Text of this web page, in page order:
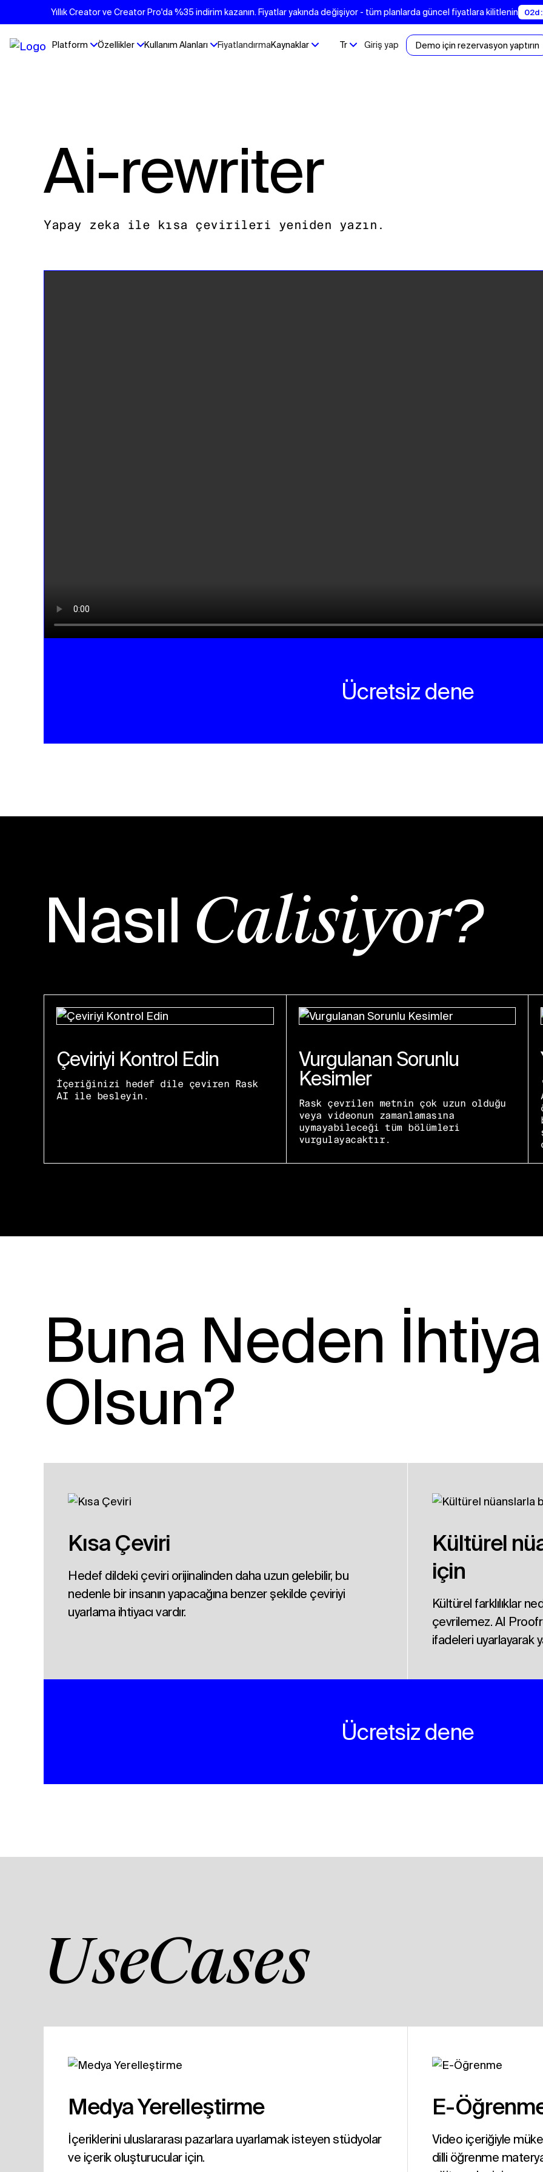
Yıllık Creator ve Creator Pro'da %35 indirim kazanın. Fiyatlar yakında değişiyor - tüm planlarda güncel fiyatlara kilitlenin 02d
Platform Özellikler Kullanım Alanları FiyatlandırmaKaynaklar Tr Giriş yap Demo için rezervasyon yaptırın
Ai-rewriter
Yapay zeka ile kısa çevirileri yeniden yazın.
Ücretsiz dene
Nasıl Çalışıyor?
Çeviriyi Kontrol Edin
İçeriğinizi hedef dile çeviren Rask
AI ile besleyin.
Vurgulanan Sorunlu
Kesimler
Rask çevrilen metnin çok uzun olduğu
veya videonun zamanlamasına
uymayabileceği tüm bölümleri
vurgulayacaktır.
Buna Neden
Olsun?
Kısa Çeviri
Hedef dildeki çeviri orijinalinden daha uzun gelebilir, bu
nedenle bir insanın yapacağına benzer şekilde çeviriyi
uyarlama ihtiyacı vardır.
Kültürel
için
Kültürel farklılıklar
çevrilemez. AI
ifadeleri uyarlayarak
Ücretsiz dene
UseCases
Medya Yerelleştirme
İçeriklerini uluslararası pazarlara uyarlamak isteyen stüdyolar
ve içerik oluşturucular için.
E-
Video içeriğiyle
dilli öğrenme